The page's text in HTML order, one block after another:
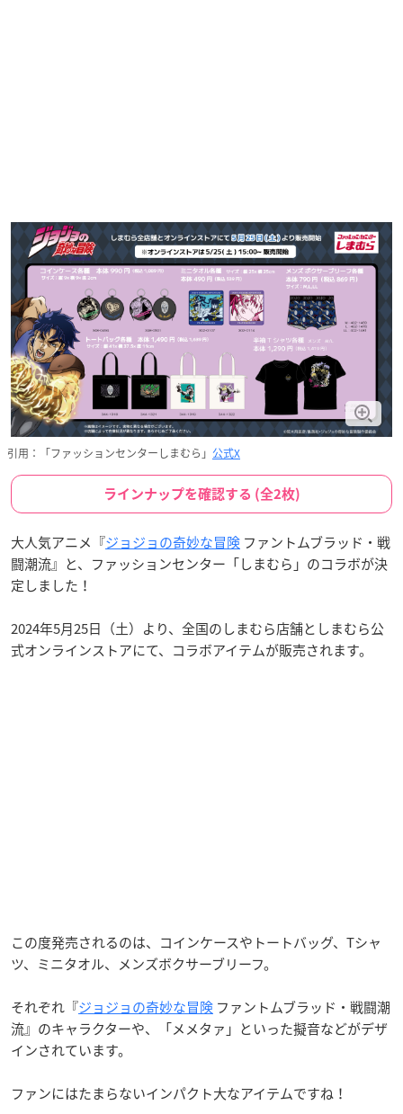
引用：「ファッションセンターしまむら」 公式X
ラインナップを確認する (全2枚)
大人気アニメ『ジョジョの奇妙な冒険 ファントムブラッド・戦
闘潮流』と、ファッションセンター「しまむら」のコラボが決
定しました！
2024年5月25日（土）より、全国のしまむら店舗としまむら公
式オンラインストアにて、コラボアイテムが販売されます。
この度発売されるのは、コインケースやトートバッグ、Tシャ
ツ、ミニタオル、メンズボクサーブリーフ。
それぞれ『ジョジョの奇妙な冒険 ファントムブラッド・戦闘潮
流』のキャラクターや、「メメタァ」といった擬音などがデザ
インされています。
ファンにはたまらないインパクト大なアイテムですね！